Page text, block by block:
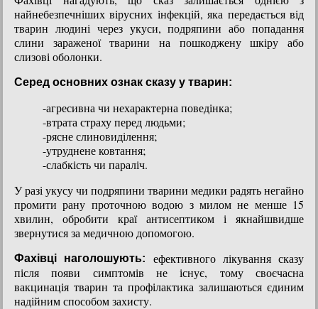
найнебезпечніших вірусних інфекцій, яка передається від
тварин людині через укуси, подряпини або попадання
слини зараженої тварини на пошкоджену шкіру або
слизові оболонки.
Серед основних ознак сказу у тварин:
-агресивна чи нехарактерна поведінка;
-втрата страху перед людьми;
-рясне слиновиділення;
-утруднене ковтання;
-слабкість чи параліч.
У разі укусу чи подряпини тварини медики радять негайно
промити рану проточною водою з милом не менше 15
хвилин, обробити краї антисептиком і якнайшвидше
звернутися за медичною допомогою.
Фахівці наголошують:
ефективного лікування сказу
після появи симптомів не існує, тому своєчасна
вакцинація тварин та профілактика залишаються єдиним
надійним способом захисту.